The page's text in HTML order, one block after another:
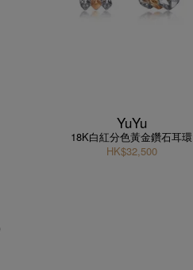
YuYu
18K白紅分色黃金鑽石耳環
HK$32,500